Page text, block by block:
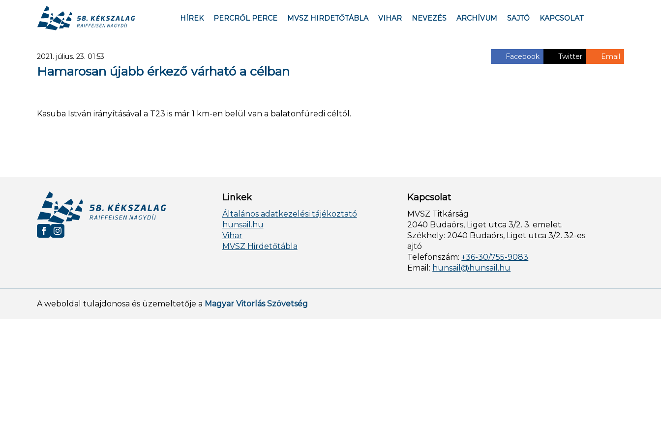
HÍREK PERCRŐL PERCE MVSZ HIRDETŐTÁBLA VIHAR NEVEZÉS ARCHÍVUM SAJTÓ KAPCSOLAT
2021. július. 23. 01:53 Facebook Twitter Email
Hamarosan újabb érkező várható a célban
Kasuba István irányításával a T23 is már 1 km-en belül van a balatonfüredi céltól.
Linkek
Általános adatkezelési tájékoztató
hunsail.hu
Vihar
MVSZ Hirdetőtábla
Kapcsolat
MVSZ Titkárság
2040 Budaörs, Liget utca 3/2. 3. emelet.
Székhely: 2040 Budaörs, Liget utca 3/2. 32-es
ajtó
Telefonszám:+36-30/755-9083
Email: hunsail@hunsail.hu
A weboldal tulajdonosa és üzemeltetője a Magyar Vitorlás Szövetség